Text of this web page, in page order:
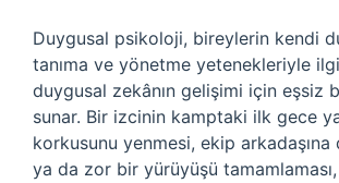
Duygusal psikoloji, bireylerin kendi
tanıma ve yönetme yetenekleriyle
duygusal zekânın gelişimi için eşsiz
sunar. Bir izcinin kamptaki ilk gece
korkusunu yenmesi, ekip arkadaşına
ya da zor bir yürüyüşü